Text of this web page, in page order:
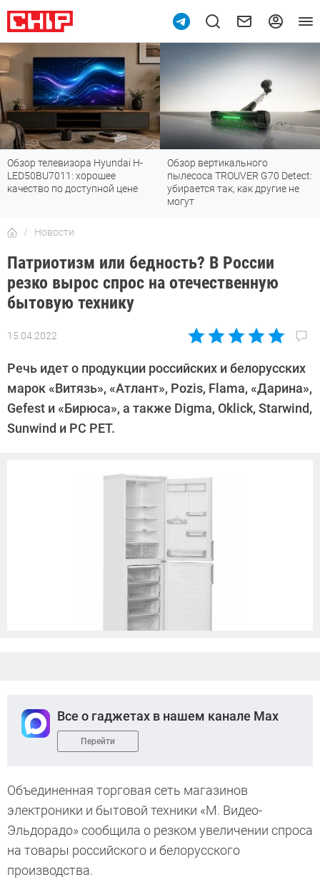
Обзор телевизора Hyundai H-
LED50BU7011: хорошее
качество по доступной цене
Обзор вертикального
пылесоса TROUVER G70 Detect:
убирается так, как другие не
могут
Новости
Патриотизм или бедность? В России
резко вырос спрос на отечественную
бытовую технику
15.04.2022
Автор:
Кошик
Речь идет о продукции российских и белорусских
марок «Витязь», «Атлант», Pozis, Flama, «Дарина»,
Gefest и «Бирюса», а также Digma, Oklick, Starwind,
Sunwind и PC PET.
Все о гаджетах в нашем канале Max
Перейти
Объединенная торговая сеть магазинов
электроники и бытовой техники «М. Видео-
Эльдорадо» сообщила о резком увеличении спроса
на товары российского и белорусского
производства.